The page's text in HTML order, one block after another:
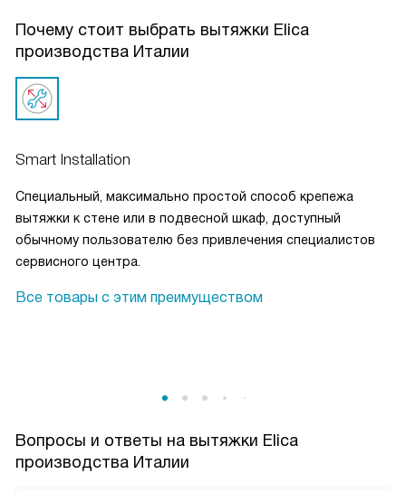
Почему стоит выбрать вытяжки Elica
производства Италии
Smart Installation
Специальный, максимально простой способ крепежа
вытяжки к стене или в подвесной шкаф, доступный
обычному пользователю без привлечения специалистов
сервисного центра.
Все товары с этим преимуществом
Вопросы и ответы на вытяжки Elica
производства Италии